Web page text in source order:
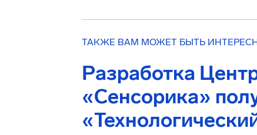
ТАКЖЕ ВАМ МОЖЕТ БЫТЬ
Разработка
«Сенсорика»